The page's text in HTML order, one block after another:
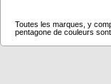
Toutes les marques, y
pentagone de couleurs